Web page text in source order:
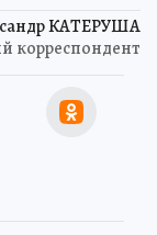
КАТЕРУША
корреспондент